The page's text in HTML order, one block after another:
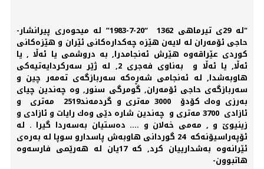
"لە 29ی تیرماهی 1362 “20-7-1983” لە میحوەری پیرانشار-
حاجی ئۆمەران لە لایەن هێزە چەكدارەكانی ئێران و هێزەكانی
كوردی عێراقەوە هێرش ئەنجامدرا, بە دروشمی یا ئەڵا , یا
ئەڵا, یا ئەڵا و بەناوی فەجری 2, لە ژێر سەركردایەتیەكی
هاوبەشدا, لە ئەنجامی شەڕەكە سەربازگەی تەمەر چین و
سەربازگەی حاجی ئۆمەران, گومرگی سنور, وە چەندین چیای
بەرزی وەك كۆدۆ 3000 مەتری و گردمەند2519 مەتری و
ئازادی 3700 مەتری و چەندین شارە دێی وەك رایات و ئازادی و
زینیوێ و , مەمی خەلان و .... دەستیان بەسەردا گیرا . لە
ئۆپەراسیۆنەكە 24 گوردانی هاوبەش پاسدارو سوپا لە بەرەی
ئێرانەوە بەشدارییان كرد, كە 17یان لە هەرێمی فارسەوە
هاتبوون-